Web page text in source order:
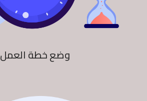
وضع خطة العمل